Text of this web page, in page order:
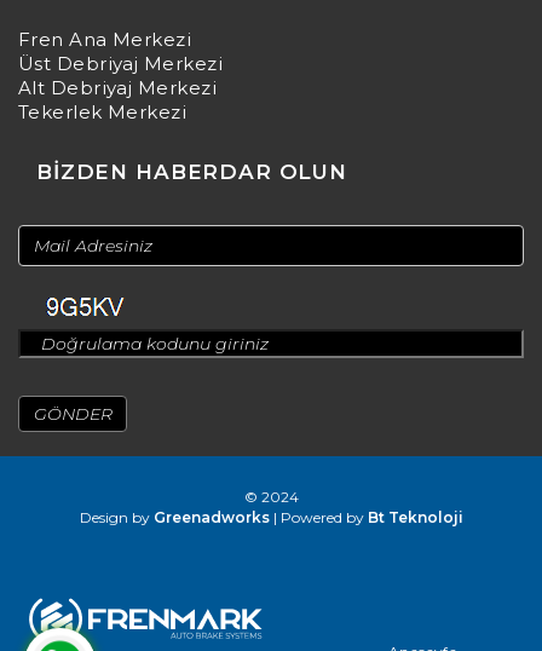
Fren Ana Merkezi
Üst Debriyaj Merkezi
Alt Debriyaj Merkezi
Tekerlek Merkezi
BİZDEN HABERDAR OLUN
© 2024
Design by Greenadworks| Powered by Bt Teknoloji